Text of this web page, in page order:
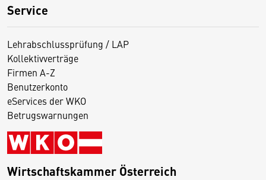
Service
Lehrabschlussprüfung / LAP
Kollektivverträge
Firmen A-Z
Benutzerkonto
eServices der WKO
Betrugswarnungen
Wirtschaftskammer Österreich